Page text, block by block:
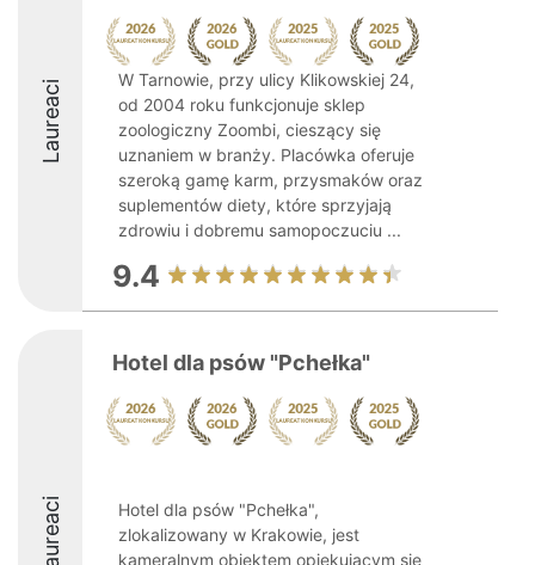
Laureaci
W Tarnowie, przy ulicy Klikowskiej 24,
od 2004 roku funkcjonuje sklep
zoologiczny Zoombi, cieszący się
uznaniem w branży. Placówka oferuje
szeroką gamę karm, przysmaków oraz
suplementów diety, które sprzyjają
zdrowiu i dobremu samopoczuciu ...
9.4
Laureaci
Hotel dla psów "Pchełka"
Hotel dla psów "Pchełka",
zlokalizowany w Krakowie, jest
kameralnym obiektem opiekującym się